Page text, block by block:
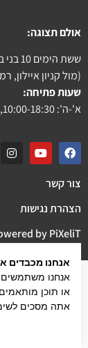
אולם תצוגה:
ששת הימים 10 בני ברק , קומה א'
(מול קניון איילון,
שעות פתיחה:
א'-ה': 10:00-18:30, ו': 9:00-14:00
צור קשר
הצהרת נגישות
by PiXeliT
אנחנו מכבדים
אנחנו משתמשים
או תוכן
אתה מסכים